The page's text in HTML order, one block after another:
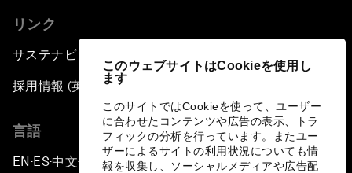
このウェブサイトはCookieを使用し
ます
このサイトではCookieを使って、ユーザー
に合わせたコンテンツや広告の表示、トラ
フィックの分析を行っています。またユー
ザーによるサイトの利用状況についても情
報を収集し、ソーシャルメディアや広告配
リンク
サステナビリティへの取り組み
採用情報 (英語のみ)
言語
EN ▪ES▪中文▪ 日本語